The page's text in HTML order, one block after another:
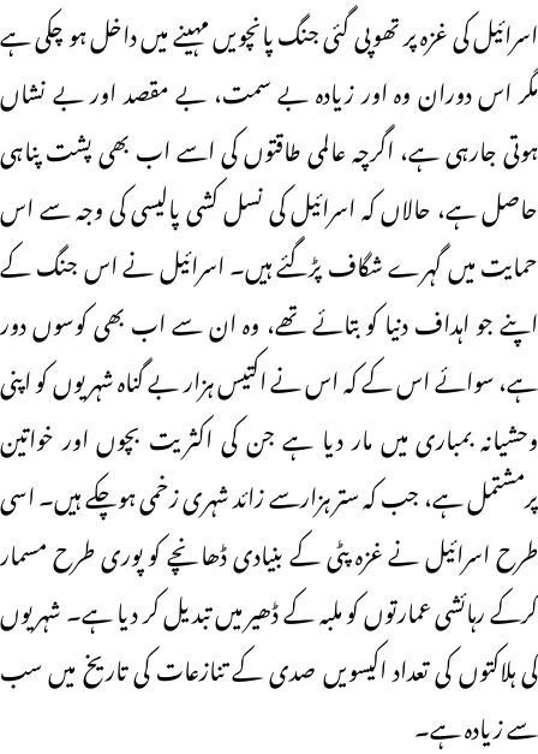
اسرائیل کی غزہ پر تھوپی گئی جنگ پانچویں مہینے میں داخل ہو چکی ہے
مگر اس دوران وہ اور زیادہ بے سمت، بے مقصد اور بے نشاں
ہوتی جارہی ہے، اگرچہ عالمی طاقتوں کی اسے اب بھی پشت پناہی
حاصل ہے، حالاں کہ اسرائیل کی نسل کشی پالیسی کی وجہ سے اس
حمایت میں گہرے شگاف پڑگئے ہیں۔ اسرائیل نے اس جنگ کے
اپنے جو اہداف دنیا کو بتائے تھے، وہ ان سے اب بھی کوسوں دور
ہے، سوائے اس کے کہ اس نے اکتیس ہزار بے گناہ شہریوں کو اپنی
وحشیانہ بمباری میں مار دیا ہے جن کی اکثریت بچوں اور خواتین
پرمشتمل ہے، جب کہ ستر ہزارسے زائد شہری زخمی ہوچکے ہیں۔ اسی
طرح اسرائیل نے غزہ پٹی کے بنیادی ڈھانچے کو پوری طرح مسمار
کرکے رہائشی عمارتوں کو ملبہ کے ڈھیر میں تبدیل کر دیا ہے۔ شہریوں
کی ہلاکتوں کی تعداد اکیسویں صدی کے تنازعات کی تاریخ میں سب
سے زیادہ ہے۔